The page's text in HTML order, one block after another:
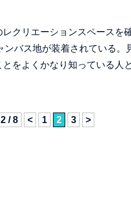
クリエーションスペースを
バス地が装着されている。
をよくかなり知っている人
2 / 8 < 1 2 3 >